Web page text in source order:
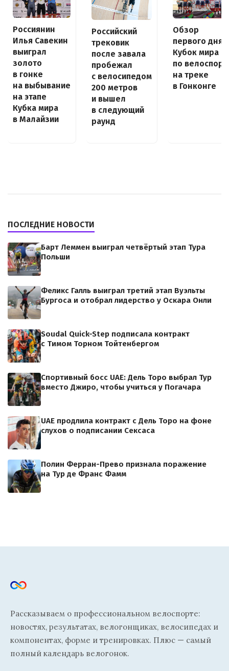
Россиянин
Илья Савекин
выиграл
золото
в гонке
на выбывание
на этапе
Кубка мира
в Малайзии
Российский
трековик
после завала
пробежал
с велосипедом
200 метров
и вышел
в следующий
раунд
Обзор
первого дня
Кубок мира
по
на треке
в Гонконге
ПОСЛЕДНИЕ НОВОСТИ
Барт Леммен выиграл четвёртый этап Тура
Польши
Феликс Галль выиграл третий этап Вуэльты
Бургоса и отобрал лидерство у Оскара Онли
Soudal Quick-Step подписала контракт
с Тимом Торном Тойтенбергом
Спортивный босс UAE: Дель Торо выбрал Тур
вместо Джиро, чтобы учиться у Погачара
UAE продлила контракт с Дель Торо на фоне
слухов о подписании Сексаса
Полин Ферран-Прево признала поражение
на Тур де Франс Фамм
Рассказываем о профессиональном велоспорте:
новостях, результатах, велогонщиках, велосипедах и
компонентах, форме и тренировках. Плюс — самый
полный календарь велогонок.